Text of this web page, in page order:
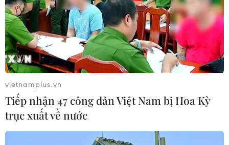
CƠ QUAN CHỦ QUẢN: THÔNG TẤN XÃ VIỆT NAM
Tổng Biên tập: TRẦN TIẾN DUẨN
Phó Tổng Biên tập: NGUYỄN THỊ TÁM, KHÚC THANH
THỦY
Sở hữu trí tuệ
RSS
Hỗ trợ
vietnamplus.vn
Tiếp nhận 47 công dân Việt Nam bị Hoa Kỳ
trục xuất về nước